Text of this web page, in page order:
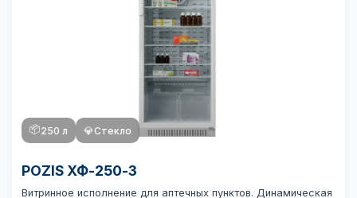
📦250 л 💎Стекло
POZIS ХФ-250-3
Витринное исполнение для аптечных пунктов. Динамическая